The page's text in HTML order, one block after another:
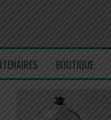
BOUTIQUE